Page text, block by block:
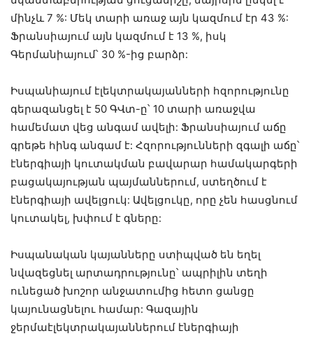
մինչև 7 %: Մեկ տարի առաջ այն կազմում էր 43 %:
Ֆրանսիայում այն կազմում է 13 %, իսկ
Գերմանիայում՝ 30 %-ից բարձր:
Իսպանիայում էլեկտրակայանների հզորությունը
գերազանցել է 50 ԳՎտ-ը՝ 10 տարի առաջվա
համեմատ վեց անգամ ավելի: Ֆրանսիայում աճը
գրեթե հինգ անգամ է: Հզորությունների զգալի աճը՝
էներգիայի կուտակման բավարար համակարգերի
բացակայության պայմաններում, ստեղծում է
էներգիայի ավելցուկ: Ավելցուկը, որը չեն հասցնում
կուտակել, խփում է գները:
Իսպանական կայանները ստիպված են եղել
նվազեցնել արտադրությունը՝ ապրիլին տեղի
ունեցած խոշոր անջատումից հետո ցանցը
կայունացնելու համար: Գազային
ջերմաէլեկտրակայաններում էներգիայի